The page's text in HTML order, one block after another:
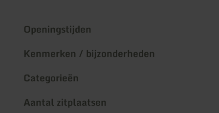
Openingstijden
Kenmerken / bijzonderheden
Categorieën
Aantal zitplaatsen